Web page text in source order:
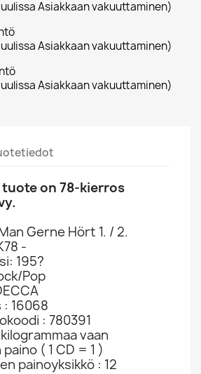
Asiakkaan vakuuttaminen)
Asiakkaan vakuuttaminen)
Asiakkaan vakuuttaminen)
tuote on 78-kierros
Gerne Hört 1. / 2.
-
195?
Pop
16068
: 780391
vaan
( 1 CD = 1 )
painoyksikkö : 12